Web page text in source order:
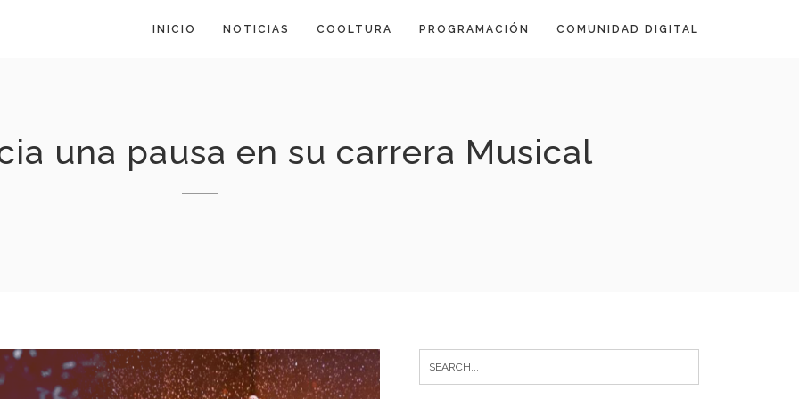
INICIO NOTICIAS COOLTURA PROGRAMACIÓN COMUNIDAD DIGITAL
una pausa en su carrera Musical
for: